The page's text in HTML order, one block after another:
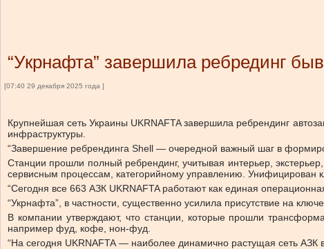
“Укрнафта” завершила ребрединг
[07:40 29 декабря 2025 года ]
Крупнейшая сеть Украины UKRNAFTA завершила ребрендинг
инфраструктуры.
“Завершение ребрендинга Shell — очередной важный шаг в
Станции прошли полный ребрендинг, учитывая интерьер,
сервисным процессам, категорийному управлению. Унифицирован
“Сегодня все 663 АЗК UKRNAFTA работают как единая
“Укрнафта”, в частности, существенно усилила присутствие на
В компании утверждают, что станции, которые прошли
например фуд, кофе, нон-фуд.
“На сегодня UKRNAFTA — наиболее динамично растущая сеть